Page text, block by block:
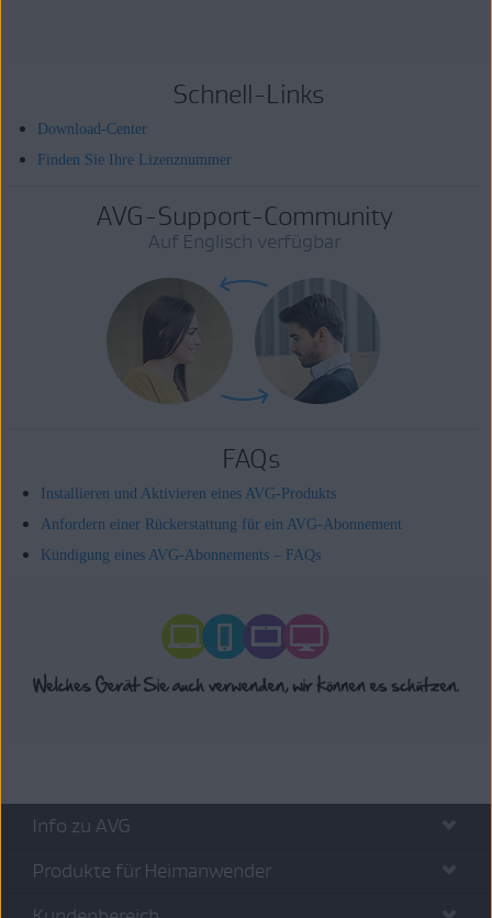
Schnell-Links
Download-Center
Finden Sie Ihre Lizenznummer
AVG-Support-Community
Auf Englisch verfügbar
FAQs
Installieren und Aktivieren eines AVG-Produkts
Anfordern einer Rückerstattung für ein AVG-Abonnement
Kündigung eines AVG-Abonnements – FAQs
Info zu AVG
Produkte für Heimanwender